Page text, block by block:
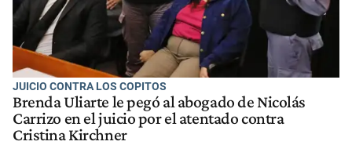
JUICIO CONTRA LOS COPITOS
Brenda Uliarte le pegó al abogado de Nicolás
Carrizo en el juicio por el atentado contra
Cristina Kirchner